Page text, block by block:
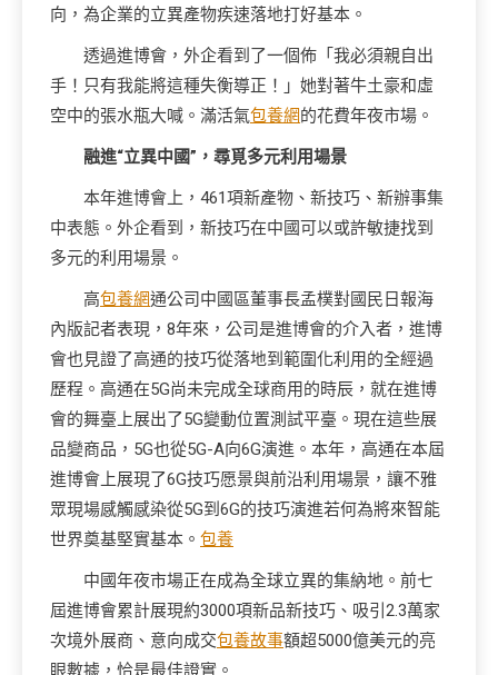
向，為企業的立異產物疾速落地打好基本。
透過進博會，外企看到了一個佈「我必須親自出
手！只有我能將這種失衡導正！」她對著牛土豪和虛
空中的張水瓶大喊。滿活氣包養網的花費年夜市場。
融進“立異中國”，尋覓多元利用場景
本年進博會上，461項新產物、新技巧、新辦事集
中表態。外企看到，新技巧在中國可以或許敏捷找到
多元的利用場景。
高包養網通公司中國區董事長孟樸對國民日報海
內版記者表現，8年來，公司是進博會的介入者，進博
會也見證了高通的技巧從落地到範圍化利用的全經過
歷程。高通在5G尚未完成全球商用的時辰，就在進博
會的舞臺上展出了5G變動位置測試平臺。現在這些展
品變商品，5G也從5G-A向6G演進。本年，高通在本屆
進博會上展現了6G技巧愿景與前沿利用場景，讓不雅
眾現場感觸感染從5G到6G的技巧演進若何為將來智能
世界奠基堅實基本。 包養
中國年夜市場正在成為全球立異的集納地。前七
屆進博會累計展現約3000項新品新技巧、吸引2.3萬家
次境外展商、意向成交包養故事額超5000億美元的亮
眼數據，恰是最佳證實。